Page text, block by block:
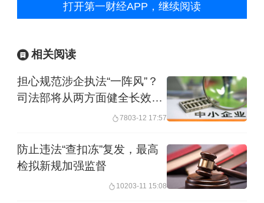
务所名誉主任王才亮指出，此类“远洋捕
角。“趋利性执法严重破坏营商环境与社
会秩序，应当依法处置，接受人民群众
监督。”
据公开的案情，公安机关接警后以涉嫌
招摇撞骗罪对杨某某、占某某立案侦
打开第一财经APP，继续阅读
相关阅读
担心规范涉企执法“一阵风”？
司法部将从两方面健全长效机
7803-12 17:57
防止违法“查扣冻”复发，最高
检拟新规加强监督
10203-11 15:08